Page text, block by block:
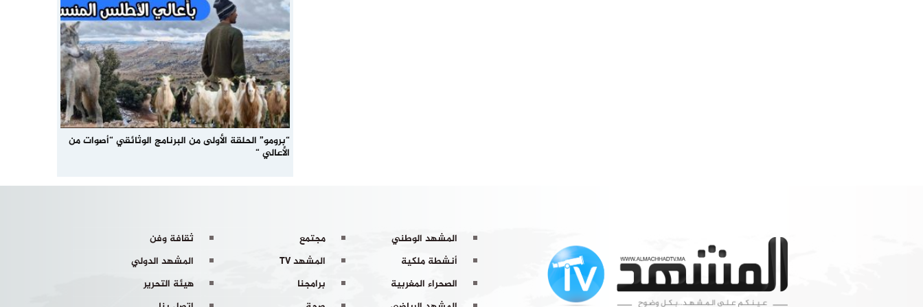
“برومو” الحلقة الأولى من البرنامج الوثائقي “أصوات من
الأعالي “
المشهد الوطني
أنشطة ملكية
الصحراء المغربية
مجتمع
المشهد TV
برامجنا
ثقافة وفن
المشهد الدولي
هيئة التحرير